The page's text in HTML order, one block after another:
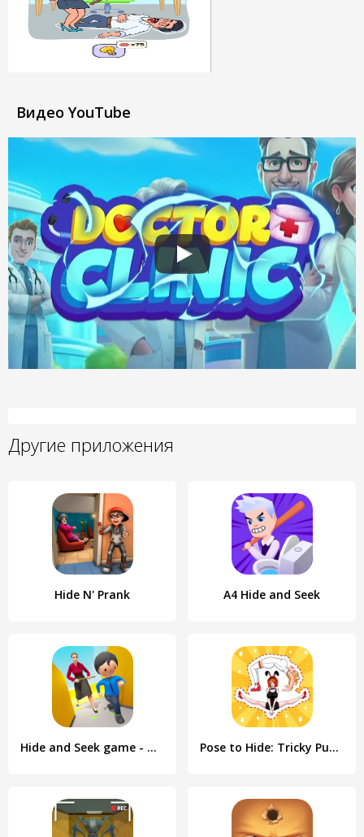
Видео YouTube
Другие приложения
Hide N' Prank A4 Hide and Seek
Hide and Seek game - Hide out Pose to Hide: Tricky Puzzle